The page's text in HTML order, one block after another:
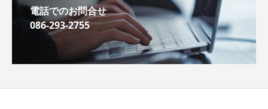
電話でのお問合せ
086-293-2755